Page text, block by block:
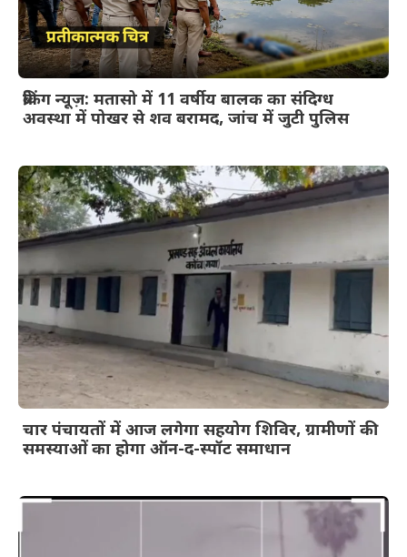
ब्रेकिंग न्यूज़: मतासो में 11 वर्षीय बालक का संदिग्ध
अवस्था में पोखर से शव बरामद, जांच में जुटी पुलिस
चार पंचायतों में आज लगेगा सहयोग शिविर, ग्रामीणों की
समस्याओं का होगा ऑन-द-स्पॉट समाधान